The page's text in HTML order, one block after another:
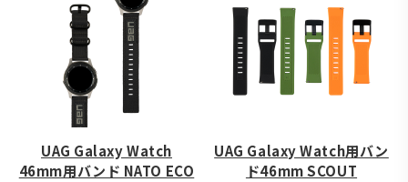
UAG Galaxy Watch
46mm用バンド NATO ECO
UAG Galaxy Watch用バン
ド46mm SCOUT